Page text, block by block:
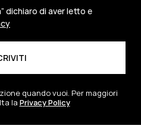
dichiaro di aver letto e
quando vuoi. Per maggiori
la Privacy Policy